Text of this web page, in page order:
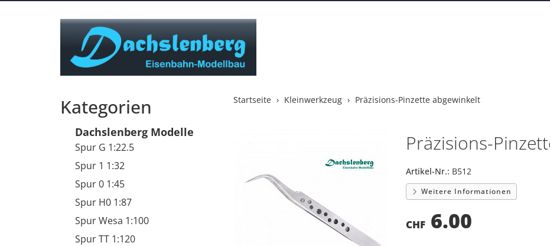
Startseite Kleinwerkzeug Präzisions-Pinzette abgewinkelt
Präzisions-
Artikel-Nr.: B512
Weitere Informationen
CHF 6.00
Kategorien
Dachslenberg Modelle
Spur G 1:22.5
Spur 1 1:32
Spur 0 1:45
Spur H0 1:87
Spur Wesa 1:100
Spur TT 1:120